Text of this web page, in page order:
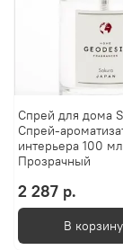
Спрей для дома
Спрей-
интерьера 100
Прозрачный
2 287 р.
В корзину